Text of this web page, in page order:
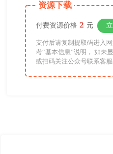
资源下载
付费资源价格 2 元
支付后请复制提取码进入
考“基本信息”说明， 如未
或扫码关注公众号联系客服